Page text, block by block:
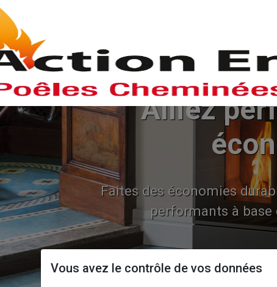
Vous avez le contrôle de vos données
Alliez
Faites des économies
performants à base